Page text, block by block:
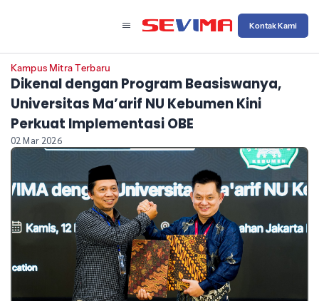
Kontak Kami
Kampus Mitra Terbaru
Dikenal dengan Program Beasiswanya,
Universitas Ma’arif NU Kebumen Kini
Perkuat Implementasi OBE
02 Mar 2026